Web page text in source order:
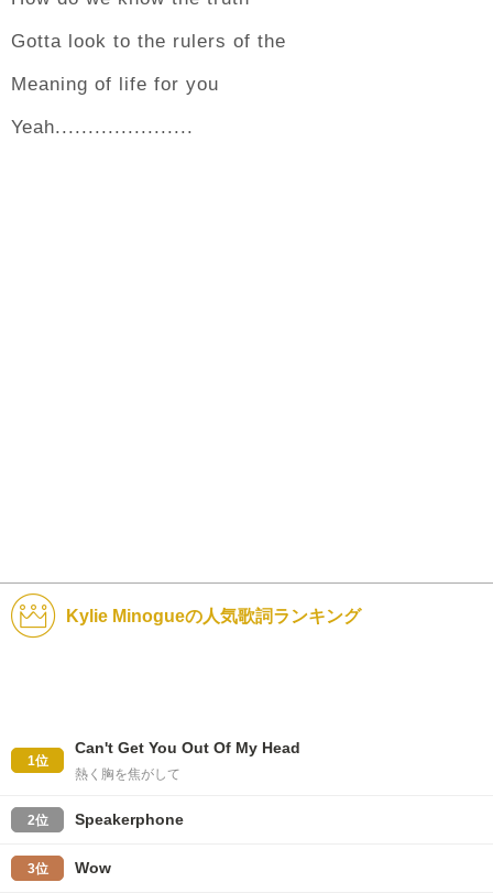
Gotta look to the rulers of the
Meaning of life for you
Yeah.....................
Kylie Minogueの人気歌詞ランキング
1位
Can't Get You Out Of My Head
熱く胸を焦がして
2位 Speakerphone
3位 Wow